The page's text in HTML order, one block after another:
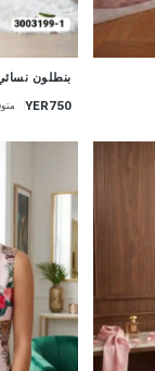
بنطلون
YER750